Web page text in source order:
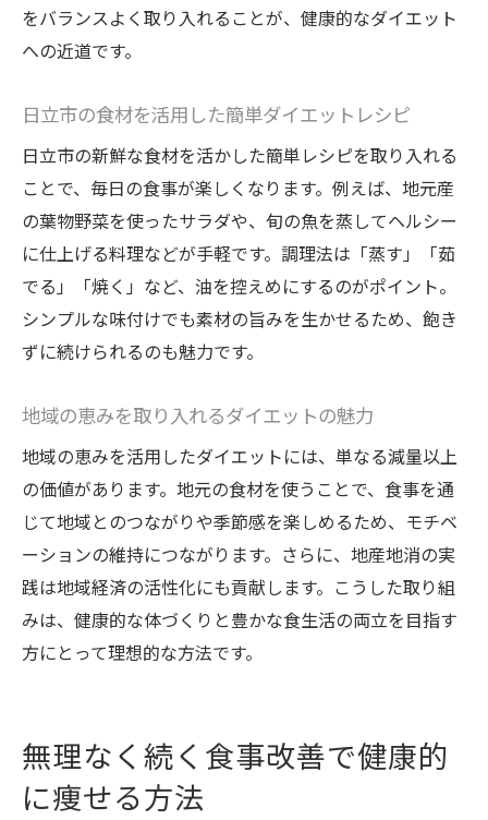
をバランスよく取り入れることが、健康的なダイエット
への近道です。
日立市の食材を活用した簡単ダイエットレシピ
日立市の新鮮な食材を活かした簡単レシピを取り入れる
ことで、毎日の食事が楽しくなります。例えば、地元産
の葉物野菜を使ったサラダや、旬の魚を蒸してヘルシー
に仕上げる料理などが手軽です。調理法は「蒸す」「茹
でる」「焼く」など、油を控えめにするのがポイント。
シンプルな味付けでも素材の旨みを生かせるため、飽き
ずに続けられるのも魅力です。
地域の恵みを取り入れるダイエットの魅力
地域の恵みを活用したダイエットには、単なる減量以上
の価値があります。地元の食材を使うことで、食事を通
じて地域とのつながりや季節感を楽しめるため、モチベ
ーションの維持につながります。さらに、地産地消の実
践は地域経済の活性化にも貢献します。こうした取り組
みは、健康的な体づくりと豊かな食生活の両立を目指す
方にとって理想的な方法です。
無理なく続く食事改善で健康的
に痩せる方法